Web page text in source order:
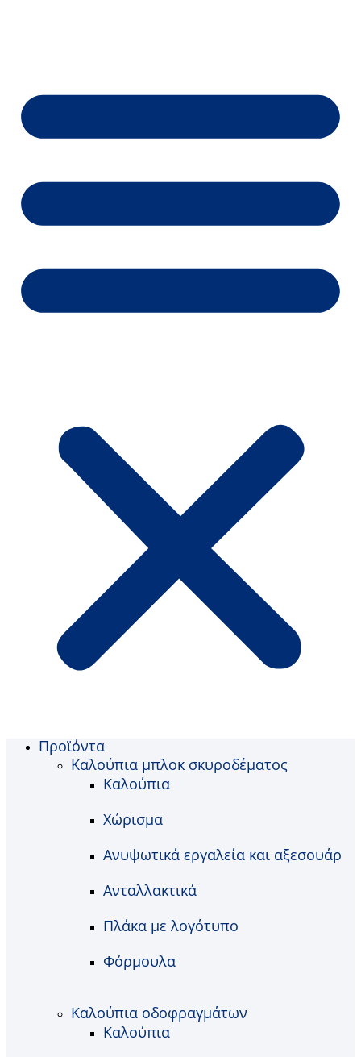
Προϊόντα
Καλούπια μπλοκ σκυροδέματος
Καλούπια
Χώρισμα
Ανυψωτικά εργαλεία και αξεσουάρ
Ανταλλακτικά
Πλάκα με λογότυπο
Φόρμουλα
Καλούπια οδοφραγμάτων
Καλούπια